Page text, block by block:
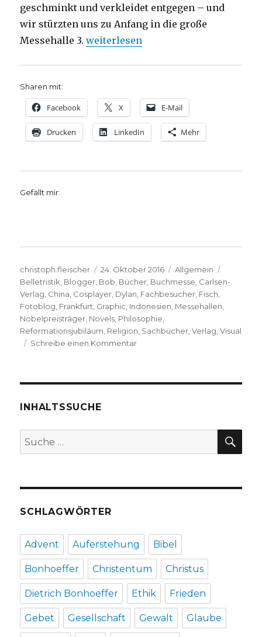
geschminkt und verkleidet entgegen – und
wir stürzten uns zu Anfang in die große
Messehalle 3.„Bericht von der Frankfurter
weiterlesen
Sharen mit:
Facebook X E-Mail
Drucken LinkedIn Mehr
Gefällt mir:
Autor
christoph.fleischer
Veröffentlicht
am
24. Oktober 2016 Kategorien
Allgemein
Belletristik Blogger Bob Bücher Buchmesse Carlsen-
Verlag China Cosplayer Dylan Fachbesucher Fisch
Fotoblog Frankfurt Graphic Indonesien Messehallen
Nobelpreisträger Novels Philosophie
Reformationsjubiläum Religion Sachbücher ,Verlag ,Visual
Schreibe einen Kommentarzu
(19.10.2016
23.10.2016)
Niklas
INHALTSSUCHE
Suche
nach:
SCHLAGWÖRTER
Advent Auferstehung Bibel
Bonhoeffer Christentum Christus
Dietrich Bonhoeffer Ethik Frieden
Gebet Gesellschaft Gewalt Glaube